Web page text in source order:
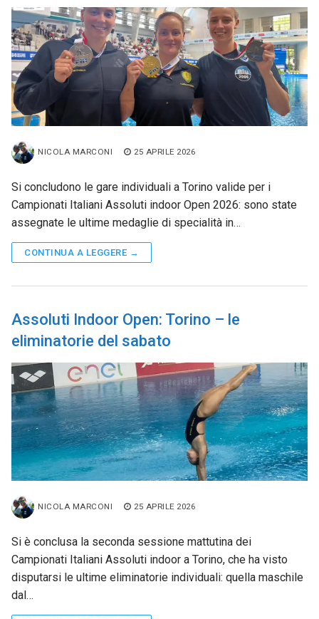
NICOLA MARCONI 25 APRILE 2026
Si concludono le gare individuali a Torino valide per i
Campionati Italiani Assoluti indoor Open 2026: sono state
assegnate le ultime medaglie di specialità in…
CONTINUA A LEGGERE →
Assoluti Indoor Open: Torino – le
eliminatorie del sabato
NICOLA MARCONI 25 APRILE 2026
Si è conclusa la seconda sessione mattutina dei
Campionati Italiani Assoluti indoor a Torino, che ha visto
disputarsi le ultime eliminatorie individuali: quella maschile
dal…